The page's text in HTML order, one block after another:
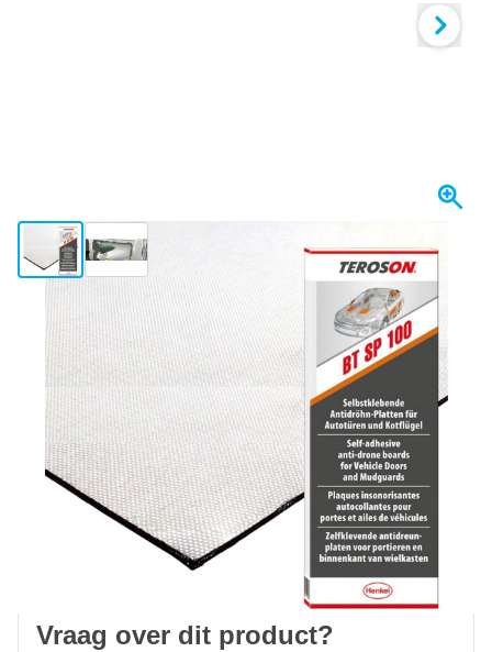
View larger image
Op voorraad
€ 59, 65
incl. BTW
In mijn winkelwagen
Voor 23:59 uur besteld,morgen bezorgd
Gratis bezorgdvanaf € 50,-
retourneren en ruilen
(34.283 reviews)
Vraag over dit product?